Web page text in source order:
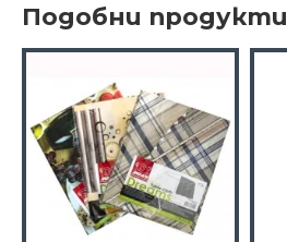
Подобни продукти